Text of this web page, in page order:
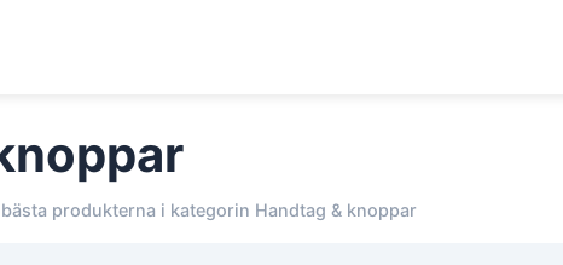
produkterna i kategorin Handtag & knoppar